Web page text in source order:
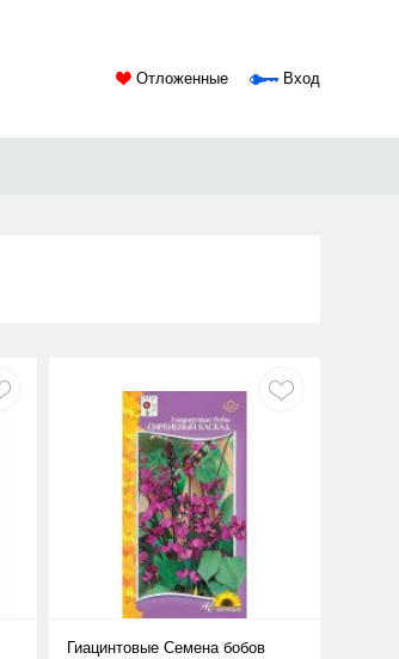
Отложенные Вход
Гиацинтовые Семена бобов